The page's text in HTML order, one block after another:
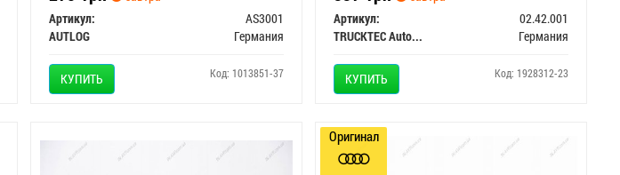
Артикул:
AS3001
AUTLOG
Германия
КУПИТЬ Код: 1013851-37
Артикул:
02.42.001
TRUCKTEC Automotive GmbH
Германия
КУПИТЬ Код: 1928312-23
Оригинал